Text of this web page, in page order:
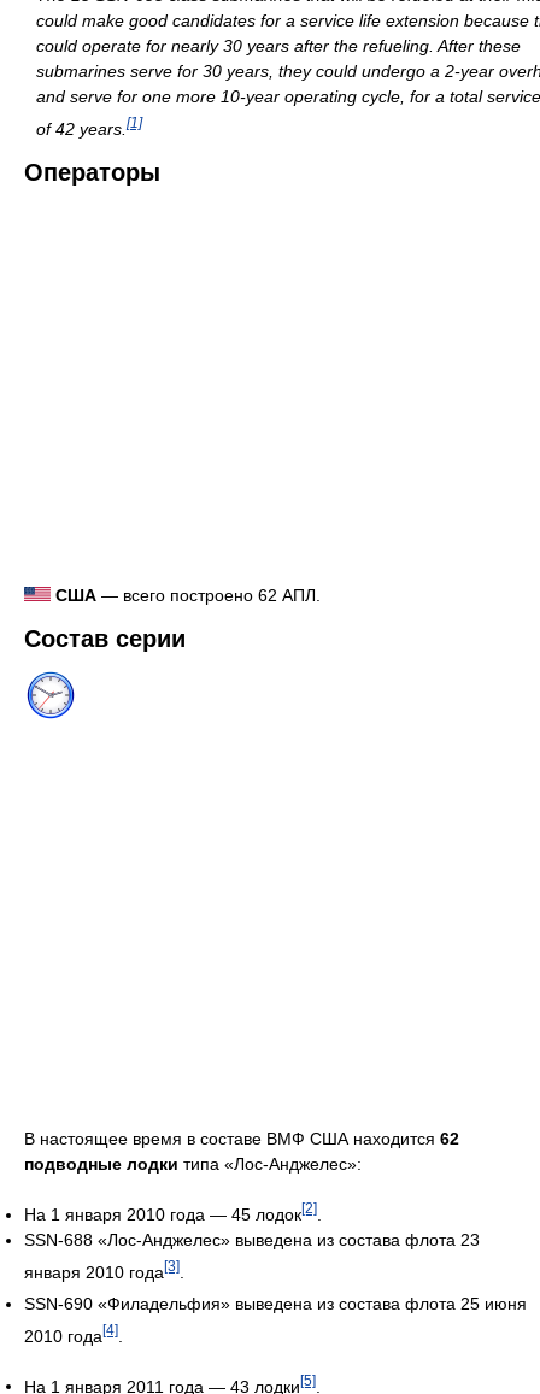
could make good candidates for a service life extension because
could operate for nearly 30 years after the refueling. After these
submarines serve for 30 years, they could undergo a 2-year
and serve for one more 10-year operating cycle, for a total
of 42 years.[1]
Операторы
США — всего построено 62 АПЛ.
Состав серии
В настоящее время в составе ВМФ США находится 62
подводные лодки типа «Лос-Анджелес»:
На 1 января 2010 года — 45 лодок[2]
SSN-688 «Лос-Анджелес» выведена из состава флота 23
января 2010 года[3]
SSN-690 «Филадельфия» выведена из состава флота 25 июня
2010 года [4]
На 1 января 2011 года — 43 лодки[5]